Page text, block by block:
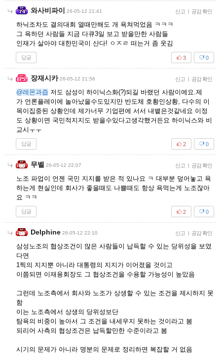
와사비파이 26-05-12 21:41 신고 | 공감 확인
하닉조차도 결의대회 열때만해도 개 욕쳐먹었음 ㅋㅋㅋ
그 욕하던 사람들 지금 다큐3일 보고 받을만한 사람들
인재가 살아야 대한민국이 산다! ㅇㅈㄹ 떠는거 좀 웃김
답글 0
3
장재시카 26-05-12 21:56 신고 | 공감 확인
@레몬과즙 저도 삼성이 하이닉스화(?)되길 바랬던 사람이에요.제
가 언론플레이에 놀아났을수도있지만 반도체 호황인상황, 다수의 이
목이집중된 상황인데 제가너무 기업편에 서서 내뱉은것같네요 이정
도 상황이면 국민적지지도 받을수있다고생각했거든요 하이닉스와 비
교시ㅜㅜ
답글 0
2
무벨 26-05-12 22:07 신고 | 공감 확인
노조 파업이 언젠 국민 지지를 받은 적 있나요 ㅋ 대부분 덮어놓고 욕
하는게 현실인데 회사가 좋을때도 나쁠때도 항상 욕먹는게 노조잖아
요 ㅋㅋ
답글 0
2
Delphine 26-05-12 22:10 신고 | 공감 확인
삼성노조의 협상조건이 많은 사람들이 납득할 수 있는 당위성을 보였
다면
1찍의 지지뿐 아니라 대통령의 지지가 이어졌을 것이고
이쯤되면 이재용회장도 그 협상조건을 수용할 가능성이 높았음
그런데 노조측에서 회사와 노조가 상생할 수 있는 조건을 제시하지 못
함
이는 노조측에서 상생의 당위성보단
탐욕의 비중이 높아서 그 조건을 내세우지 못하는 것이라고 봄
되리어 사측의 협상조건은 납득할만한 수준이라고 봄
시기의 문제가 아니라 명분의 문제로 정리하면 복잡할 거 없음